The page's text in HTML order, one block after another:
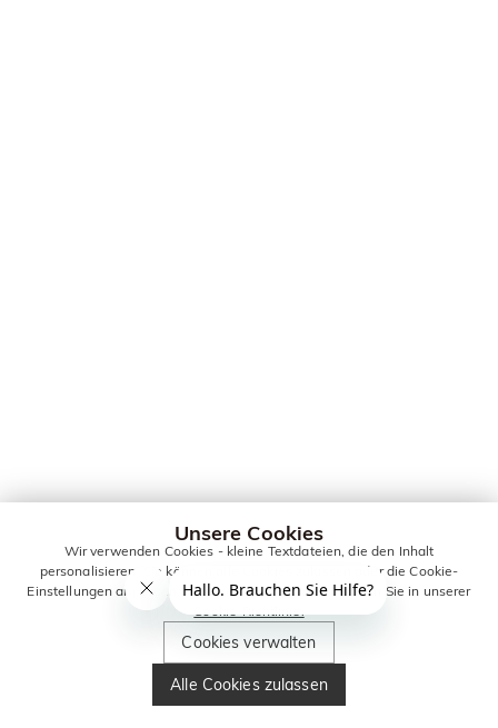
Unsere Cookies
Wir verwenden Cookies - kleine Textdateien, die den Inhalt
personalisieren. Sie können alle Cookies zulassen oder die Cookie-
Einstellungen anpassen. Weitere Informationen erhalten Sie in unserer
Cookie-Richtlinie.
Cookies verwalten
Alle Cookies zulassen